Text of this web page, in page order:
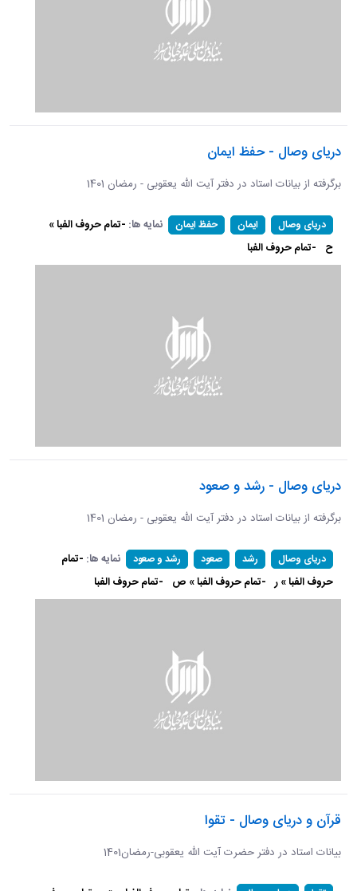
دریای وصال - حفظ ایمان
برگرفته از بیانات استاد در دفتر آیت الله یعقوبی - رمضان 1401
دریای وصال ایمان حفظ ایمان نمایه ها: -تمام حروف الفبا »
ح -تمام حروف الفبا
دریای وصال - رشد و صعود
برگرفته از بیانات استاد در دفتر آیت الله یعقوبی - رمضان 1401
دریای وصال رشد صعود رشد و صعود نمایه ها: -تمام
حروف الفبا » ر -تمام حروف الفبا » ص -تمام حروف الفبا
قرآن و دریای وصال - تقوا
بیانات استاد در دفتر حضرت آیت الله یعقوبی-رمضان1401